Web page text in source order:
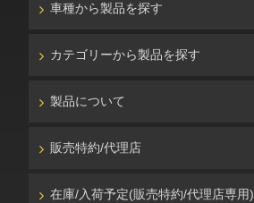
車種から製品を探す
カテゴリーから製品を探す
製品について
販売特約/代理店
在庫/入荷予定(販売特約/代理店専用)